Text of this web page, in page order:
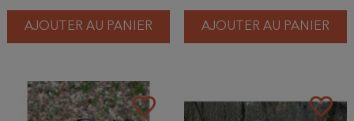
AJOUTER AU PANIER AJOUTER AU PANIER
favorite_border favorite_border